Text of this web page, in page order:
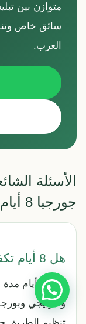
متوازن بين
سائق خاص
العرب.
الأسئلة
جورجيا 8 أيام
هل 8 أيام تكفي لزيارة جورجيا؟
نعم، 8
وكازبيجي